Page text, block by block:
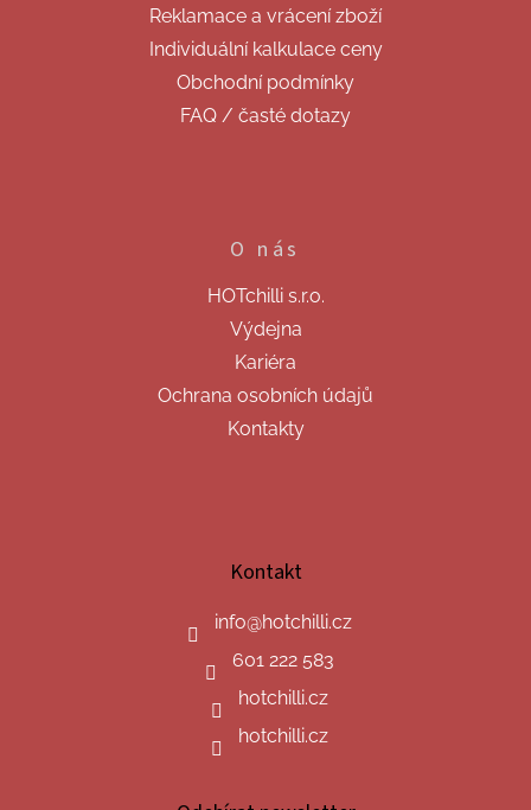
Reklamace a vrácení zboží
Individuální kalkulace ceny
Obchodní podmínky
FAQ / časté dotazy
O nás
HOTchilli s.r.o.
Výdejna
Kariéra
Ochrana osobních údajů
Kontakty
Kontakt
info@hotchilli.cz
601 222 583
hotchilli.cz
hotchilli.cz